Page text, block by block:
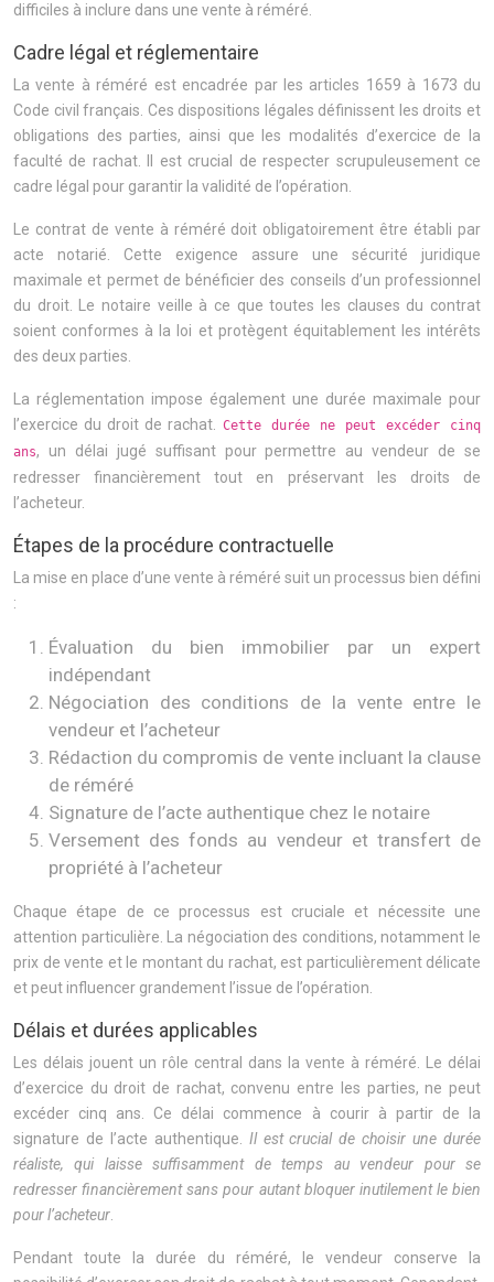
difficiles à inclure dans une vente à réméré.
Cadre légal et réglementaire
La vente à réméré est encadrée par les articles 1659 à 1673 du
Code civil français. Ces dispositions légales définissent les droits et
obligations des parties, ainsi que les modalités d’exercice de la
faculté de rachat. Il est crucial de respecter scrupuleusement ce
cadre légal pour garantir la validité de l’opération.
Le contrat de vente à réméré doit obligatoirement être établi par
acte notarié. Cette exigence assure une sécurité juridique
maximale et permet de bénéficier des conseils d’un professionnel
du droit. Le notaire veille à ce que toutes les clauses du contrat
soient conformes à la loi et protègent équitablement les intérêts
des deux parties.
La réglementation impose également une durée maximale pour
l’exercice du droit de rachat.
Cette durée ne peut excéder cinq
ans, un délai jugé suffisant pour permettre au vendeur de se
redresser financièrement tout en préservant les droits de
l’acheteur.
Étapes de la procédure contractuelle
La mise en place d’une vente à réméré suit un processus bien défini
:
Évaluation du bien immobilier par un expert
indépendant
Négociation des conditions de la vente entre le
vendeur et l’acheteur
Rédaction du compromis de vente incluant la clause
de réméré
Signature de l’acte authentique chez le notaire
Versement des fonds au vendeur et transfert de
propriété à l’acheteur
Chaque étape de ce processus est cruciale et nécessite une
attention particulière. La négociation des conditions, notamment le
prix de vente et le montant du rachat, est particulièrement délicate
et peut influencer grandement l’issue de l’opération.
Délais et durées applicables
Les délais jouent un rôle central dans la vente à réméré. Le délai
d’exercice du droit de rachat, convenu entre les parties, ne peut
excéder cinq ans. Ce délai commence à courir à partir de la
signature de l’acte authentique. Il est crucial de choisir une durée
réaliste, qui laisse suffisamment de temps au vendeur pour se
redresser financièrement sans pour autant bloquer inutilement le bien
pour l’acheteur
Pendant toute la durée du réméré, le vendeur conserve la